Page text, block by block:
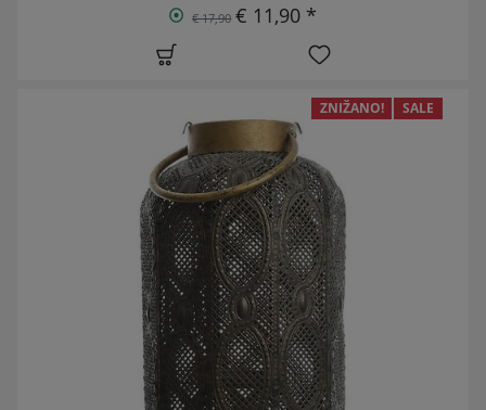
€ 17,90 € 11,90 *
ZNIŽANO! SALE